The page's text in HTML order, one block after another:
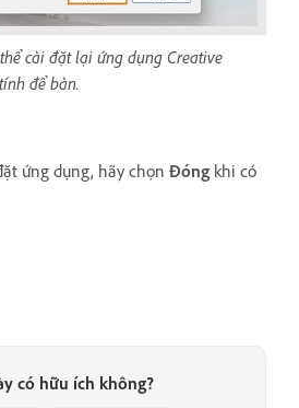
cài đặt lại ứng dụng Creative
để bàn.
ứng dụng, hãy chọn Đóng khi có
có hữu ích không?